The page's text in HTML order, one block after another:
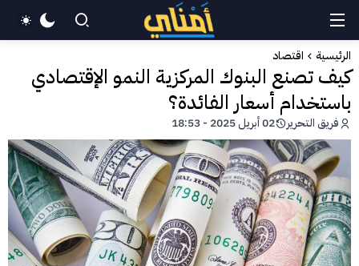
الرئيسية اقتصاد
كيف تصنع البنوك المركزية النمو الإقتصادي
باستخدام أسعار الفائدة؟
فريق التحرير 02 أبريل 2025 - 18:53